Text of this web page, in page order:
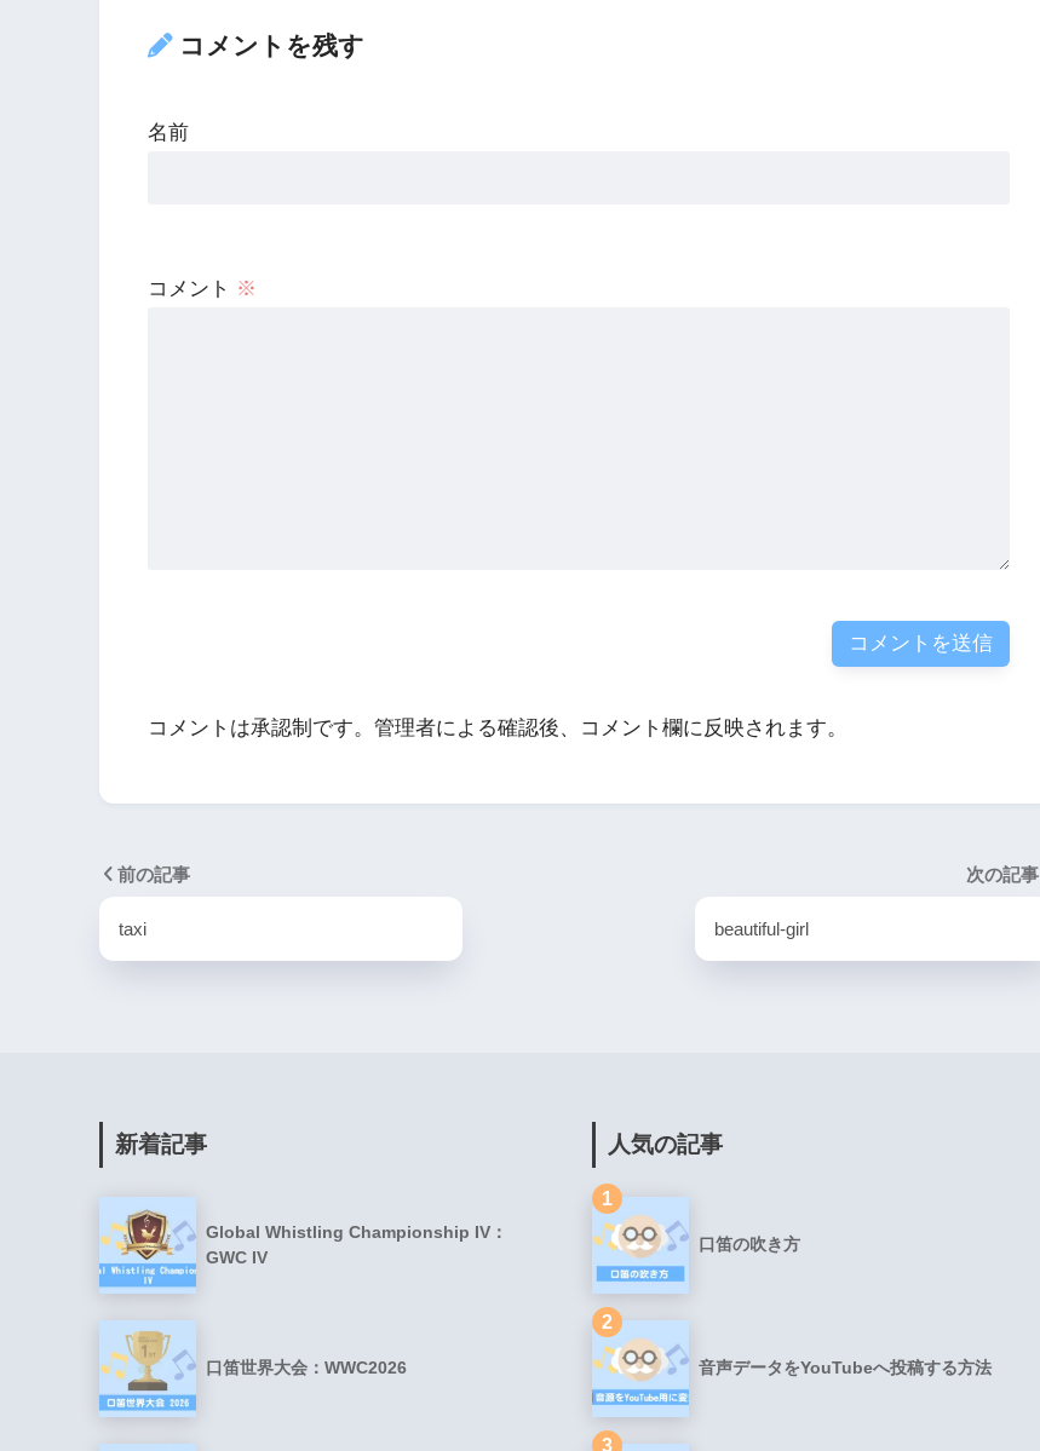
コメントを残す
コメント ※
名前
コメントは承認制です。管理者による確認後、コメント欄に反映されます。
前の記事
taxi
次の記事
beautiful-girl
新着記事
Global Whistling Championship IV：
GWC IV
口笛世界大会：WWC2026
人気の記事
1
口笛の吹き方
2
音声データをYouTubeへ投稿する方法
3